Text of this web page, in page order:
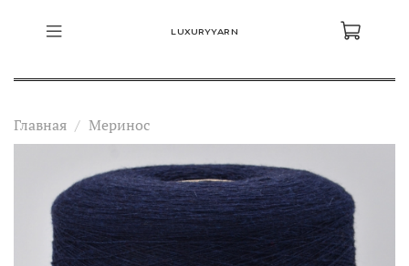
LUXURYYARN
Главная Меринос